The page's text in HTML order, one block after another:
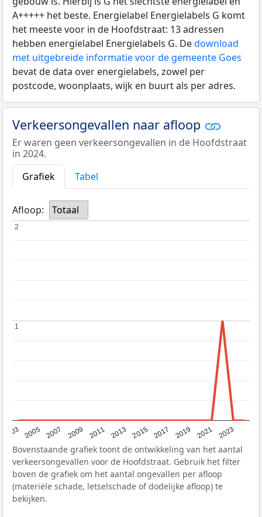
A+++++ het beste. Energielabel Energielabels G komt
het meeste voor in de Hoofdstraat: 13 adressen
hebben energielabel Energielabels G. Dedownload
met uitgebreide informatie voor de gemeente Goes
bevat de data over energielabels, zowel per
postcode, woonplaats, wijk en buurt als per adres.
Verkeersongevallen naar afloop
Er waren geen verkeersongevallen in de Hoofdstraat
in 2024.
Grafiek
Tabel
Afloop: Totaal
2003 2005 2007 2009 2011 2013 2015 2017 2019 2021 2023
1
1
2
2
Bovenstaande grafiek toont de ontwikkeling van het aantal
verkeersongevallen voor de Hoofdstraat. Gebruik het filter
boven de grafiek om het aantal ongevallen per afloop
(materiële schade, letselschade of dodelijke afloop) te
bekijken.